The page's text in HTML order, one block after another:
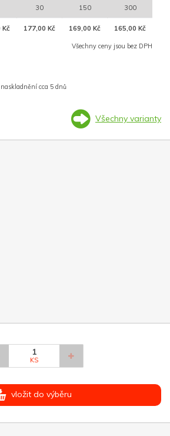
30 150 300
Kč 177,00 Kč 169,00 Kč 165,00 Kč
Všechny ceny jsou bez DPH
cca 5 dnů
Všechny varianty
KS
vložit do výběru